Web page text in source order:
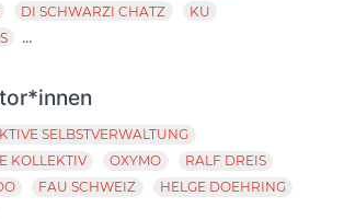
DI SCHWARZI CHATZ
KU
...
SELBSTVERWALTUNG
KOLLEKTIV
OXYMO
RALF DREIS
FAU SCHWEIZ
HELGE DOEHRING